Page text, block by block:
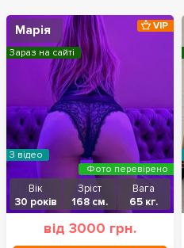
Марія
Вік
30 років
Зріст
168 см.
Вага
65 кг.
від 3000 грн.
VIP
Зараз на сайті
З відео
Фото перевірено